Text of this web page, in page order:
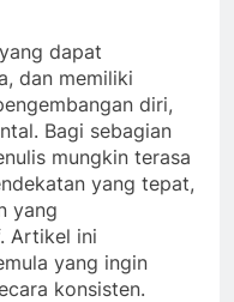
dapat
dan memiliki
diri,
Bagi sebagian
mungkin terasa
yang tepat,
yang
Artikel ini
yang ingin
konsisten.